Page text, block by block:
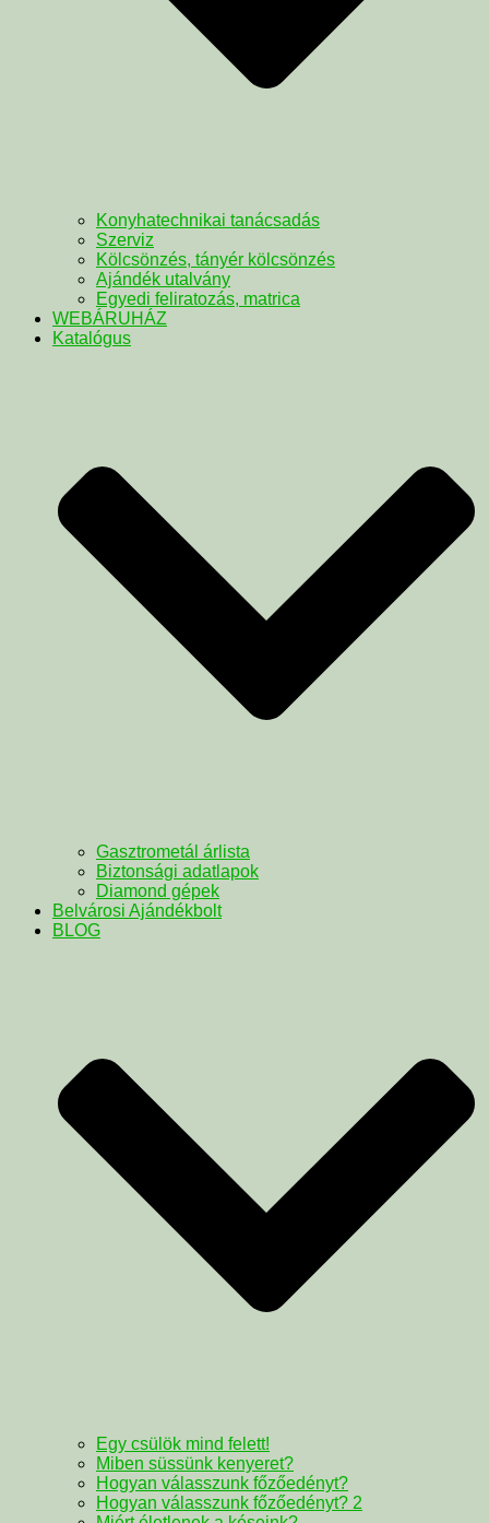
Konyhatechnikai tanácsadás
Szerviz
Kölcsönzés, tányér kölcsönzés
Ajándék utalvány
Egyedi feliratozás, matrica
WEBÁRUHÁZ
Katalógus
Gasztrometál árlista
Biztonsági adatlapok
Diamond gépek
Belvárosi Ajándékbolt
BLOG
Egy csülök mind felett!
Miben süssünk kenyeret?
Hogyan válasszunk főzőedényt?
Hogyan válasszunk főzőedényt? 2